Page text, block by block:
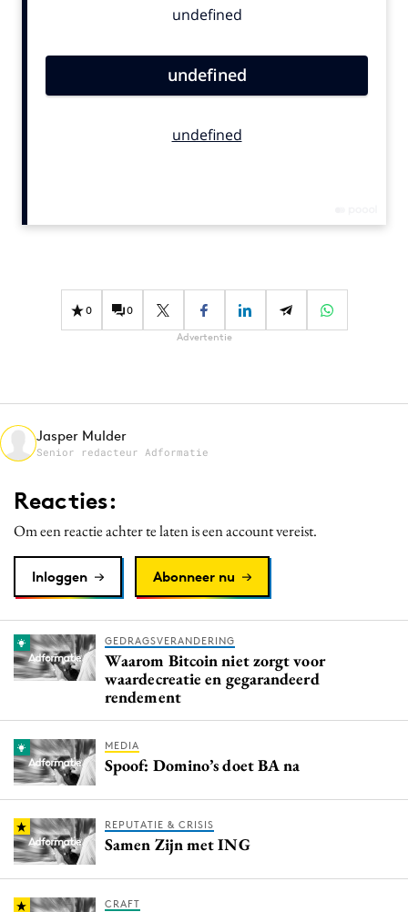
Contentmarketing
Effectiviteit
Gedragsverandering
Martech
Media
Merkstrategie
Programmatic
Purpose Marketing
Reputatie & crisis
0 0
Advertentie
Jasper Mulder
Senior redacteur Adformatie
Reacties:
Om een reactie achter te laten is een account vereist.
Inloggen Abonneer nu
GEDRAGSVERANDERING
Waarom Bitcoin niet zorgt voor
waardecreatie en gegarandeerd
rendement
MEDIA
Spoof: Domino’s doet BA na
REPUTATIE & CRISIS
Samen Zijn met ING
CRAFT